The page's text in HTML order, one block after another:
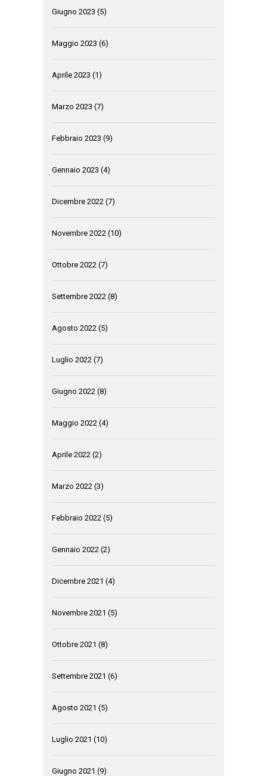
Giugno 2023 (5)
Maggio 2023 (6)
Aprile 2023 (1)
Marzo 2023 (7)
Febbraio 2023 (9)
Gennaio 2023 (4)
Dicembre 2022 (7)
Novembre 2022 (10)
Ottobre 2022 (7)
Settembre 2022 (8)
Agosto 2022 (5)
Luglio 2022 (7)
Giugno 2022 (8)
Maggio 2022 (4)
Aprile 2022 (2)
Marzo 2022 (3)
Febbraio 2022 (5)
Gennaio 2022 (2)
Dicembre 2021 (4)
Novembre 2021 (5)
Ottobre 2021 (8)
Settembre 2021 (6)
Agosto 2021 (5)
Luglio 2021 (10)
Giugno 2021 (9)